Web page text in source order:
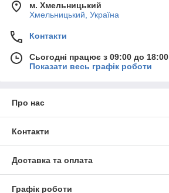
м. Хмельницький
Хмельницький, Україна
Контакти
Сьогодні працює з 09:00 до 18:00
Показати весь графік роботи
Про нас
Контакти
Доставка та оплата
Графік роботи